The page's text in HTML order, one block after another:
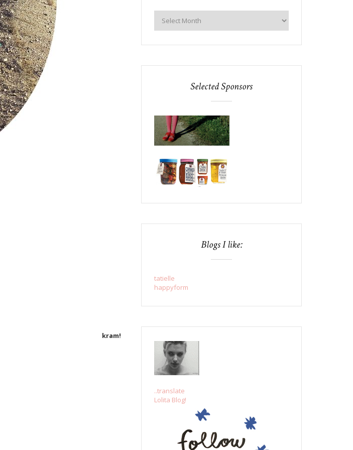
kram!
Selected Sponsors
Blogs I like:
tatielle
happyform
..translate
Lolita Blog!